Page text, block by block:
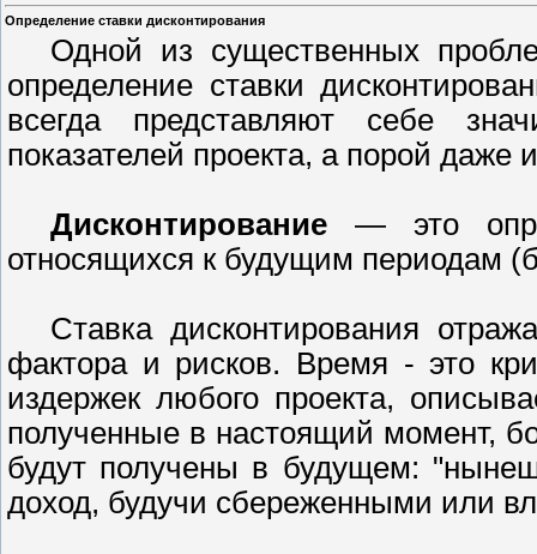
Определение ставки дисконтирования
Одной из существенных
определение ставки
всегда представляют себе
показателей проекта, а порой даже
Дисконтирование — это
относящихся к будущим периодам
Ставка дисконтирования
фактора и рисков. Время - это
издержек любого проекта,
полученные в настоящий момент,
будут получены в будущем:
доход, будучи сбереженными или